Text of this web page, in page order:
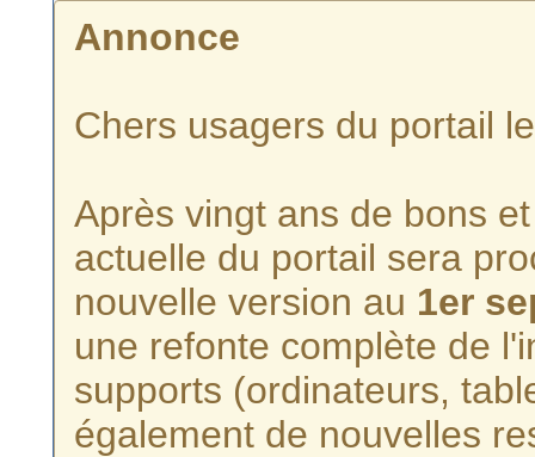
Annonce
Chers usagers du portail
Après vingt ans de bons
actuelle du portail sera
nouvelle version au 1er
une refonte complète de
supports (ordinateurs,
également de nouvelles